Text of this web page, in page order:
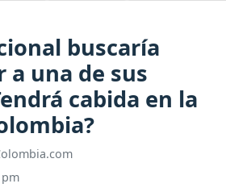
buscaría
a una de sus
cabida en la
pm